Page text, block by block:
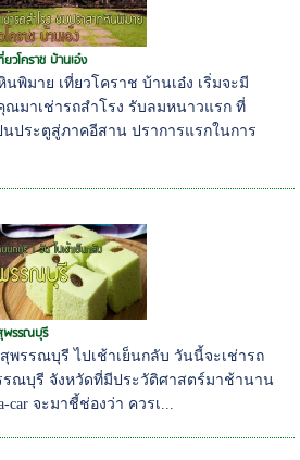
วโคราช บ้านเอ๋ง
พิมาย เที่ยวโคราช บ้านเอ๋ง เริ่มจะมี
ณมาเช่ารถสำโรง รับลมหนาวแรก ที่
ประตูสู่ภาคอีสาน ปราการแรกในการ
พรรณบุรี
พรรณบุรี ไปเช้าเย็นกลับ วันนี้จะเช่ารถ
รณบุรี จังหวัดที่มีประวัติศาสตร์มาช้านาน
car จะมาชี้ช่องว่า ควรเ...